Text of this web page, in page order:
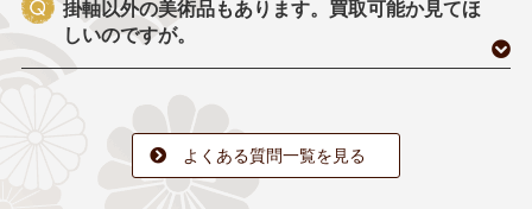
掛軸以外の美術品もあります。買取可能か見てほ
しいのですが。
よくある質問一覧を見る